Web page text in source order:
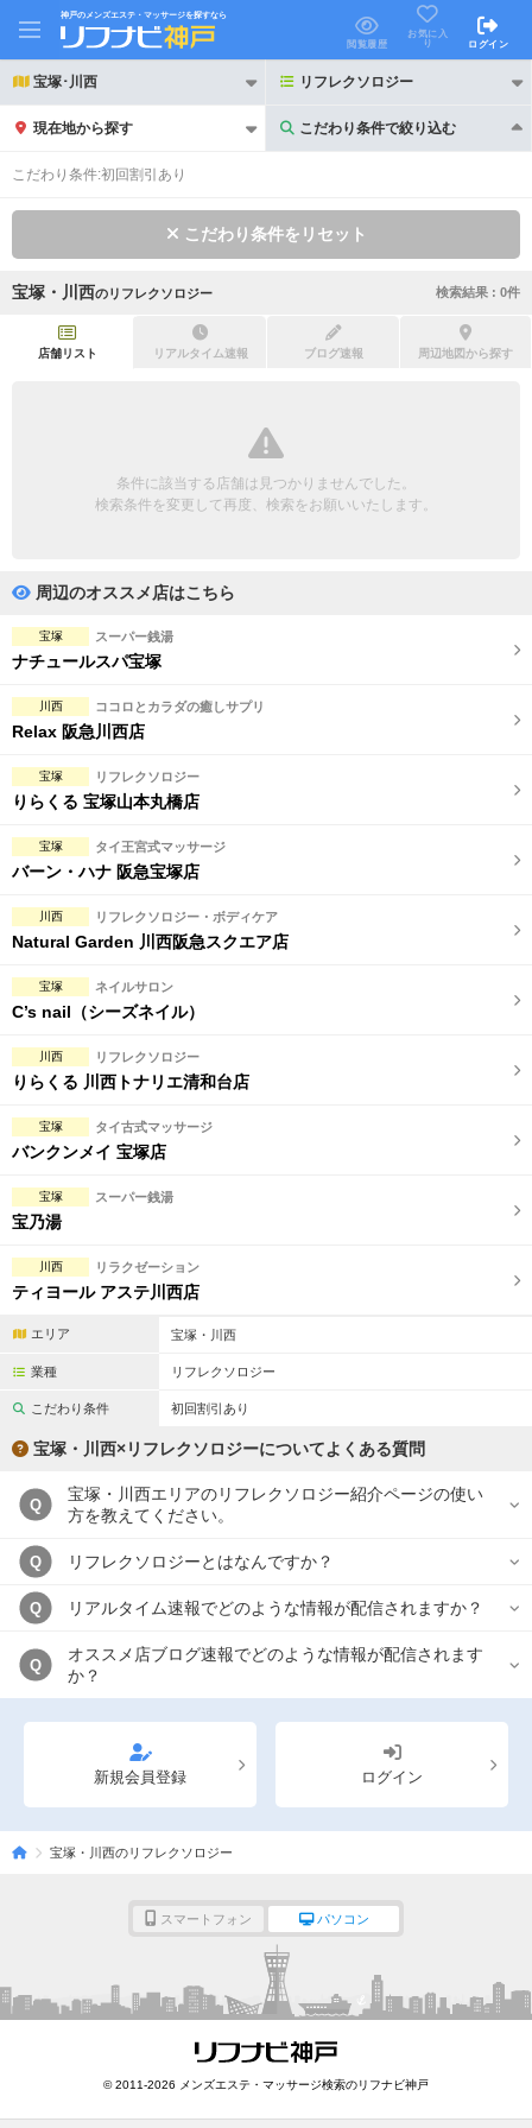
神戸のメンズエステ・マッサージを探すなら
閲覧履歴
お気に入
り
ログイン
宝塚･川西 リフレクソロジー
現在地から探す こだわり条件で絞り込む
こだわり条件で絞り込む
初回割引あり リピーター割引あり
団体様歓迎
ペアルームあり
フットバスあり
日本人スタッフのみ
スタッフ指名可
こだわり条件を変更
閉じる
こだわり条件:初回割引あり
こだわり条件をリセット
宝塚・川西のリフレクソロジー 検索結果 : 0件
店舗リスト リアルタイム速報 ブログ速報 周辺地図から探す
条件に該当する店舗は見つかりませんでした。
検索条件を変更して再度、検索をお願いいたします。
周辺のオススメ店はこちら
宝塚 スーパー銭湯
ナチュールスパ宝塚
川西 ココロとカラダの癒しサプリ
Relax 阪急川西店
宝塚 リフレクソロジー
りらくる 宝塚山本丸橋店
宝塚 タイ王宮式マッサージ
バーン・ハナ 阪急宝塚店
川西 リフレクソロジー・ボディケア
Natural Garden 川西阪急スクエア店
宝塚 ネイルサロン
C’s nail（シーズネイル）
川西 リフレクソロジー
りらくる 川西トナリエ清和台店
宝塚 タイ古式マッサージ
バンクンメイ 宝塚店
宝塚 スーパー銭湯
宝乃湯
川西 リラクゼーション
ティヨール アステ川西店
エリア 宝塚・川西
業種 リフレクソロジー
こだわり条件 初回割引あり
宝塚・川西×リフレクソロジーについてよくある質問
Q
宝塚・川西エリアのリフレクソロジー紹介ページの使い
方を教えてください。
Q リフレクソロジーとはなんですか？
Q リアルタイム速報でどのような情報が配信されますか？
Q
オススメ店ブログ速報でどのような情報が配信されます
か？
新規会員登録 ログイン
宝塚・川西のリフレクソロジー
スマートフォン パソコン
© 2011-2026 メンズエステ・マッサージ検索のリフナビ神戸